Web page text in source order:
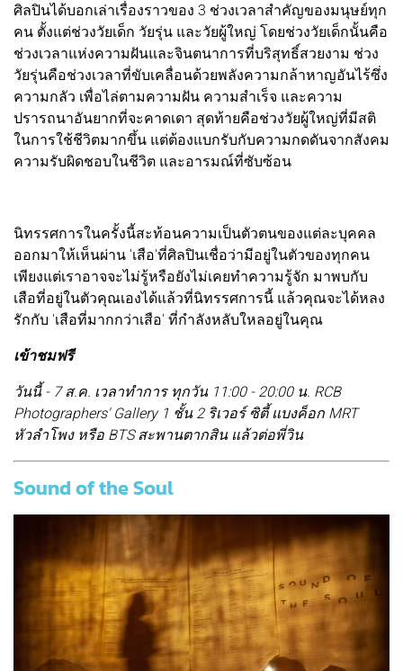
ศิลปินได้บอกเล่าเรื่องราวของ 3 ช่วงเวลาสำคัญของมนุษย์ทุก
คน ตั้งแต่ช่วงวัยเด็ก วัยรุ่น และวัยผู้ใหญ่ โดยช่วงวัยเด็กนั้นคือ
ช่วงเวลาแห่งความฝันและจินตนาการที่บริสุทธิ์สวยงาม ช่วง
วัยรุ่นคือช่วงเวลาที่ขับเคลื่อนด้วยพลังความกล้าหาญอันไร้ซึ่ง
ความกลัว เพื่อไล่ตามความฝัน ความสำเร็จ และความ
ปรารถนาอันยากที่จะคาดเดา สุดท้ายคือช่วงวัยผู้ใหญ่ที่มีสติ
ในการใช้ชีวิตมากขึ้น แต่ต้องแบกรับกับความกดดันจากสังคม
ความรับผิดชอบในชีวิต และอารมณ์ที่ซับซ้อน
นิทรรศการในครั้งนี้สะท้อนความเป็นตัวตนของแต่ละบุคคล
ออกมาให้เห็นผ่าน 'เสือ'ที่ศิลปินเชื่อว่ามีอยู่ในตัวของทุกคน
เพียงแต่เราอาจจะไม่รู้หรือยังไม่เคยทำความรู้จัก มาพบกับ
เสือที่อยู่ในตัวคุณเองได้แล้วที่นิทรรศการนี้ แล้วคุณจะได้หลง
รักกับ 'เสือที่มากกว่าเสือ' ที่กำลังหลับใหลอยู่ในคุณ
เข้าชมฟรี
วันนี้ - 7 ส.ค. เวลาทำการ ทุกวัน 11:00 - 20:00 น. RCB
Photographers' Gallery 1 ชั้น 2 ริเวอร์ ซิตี้ แบงค็อก MRT
หัวลำโพง หรือ BTS สะพานตากสิน แล้วต่อพี่วิน
Sound of the Soul